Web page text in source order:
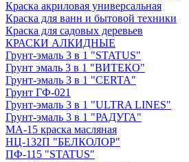
Краска акриловая универсальная
Краска для ванн и бытовой техники
Краска для садовых деревьев
КРАСКИ АЛКИДНЫЕ
Грунт-эмаль 3 в 1 "STATUS"
Грунт эмаль 3 в 1 "ВИТЕКО"
Грунт-эмаль 3 в 1 "CERTA"
Грунт ГФ-021
Грунт-эмаль 3 в 1 "ULTRA LINES"
Грунт-эмаль 3 в 1 "РАДУГА"
МА-15 краска масляная
НЦ-132П "БЕЛКОЛОР"
ПФ-115 "STATUS"